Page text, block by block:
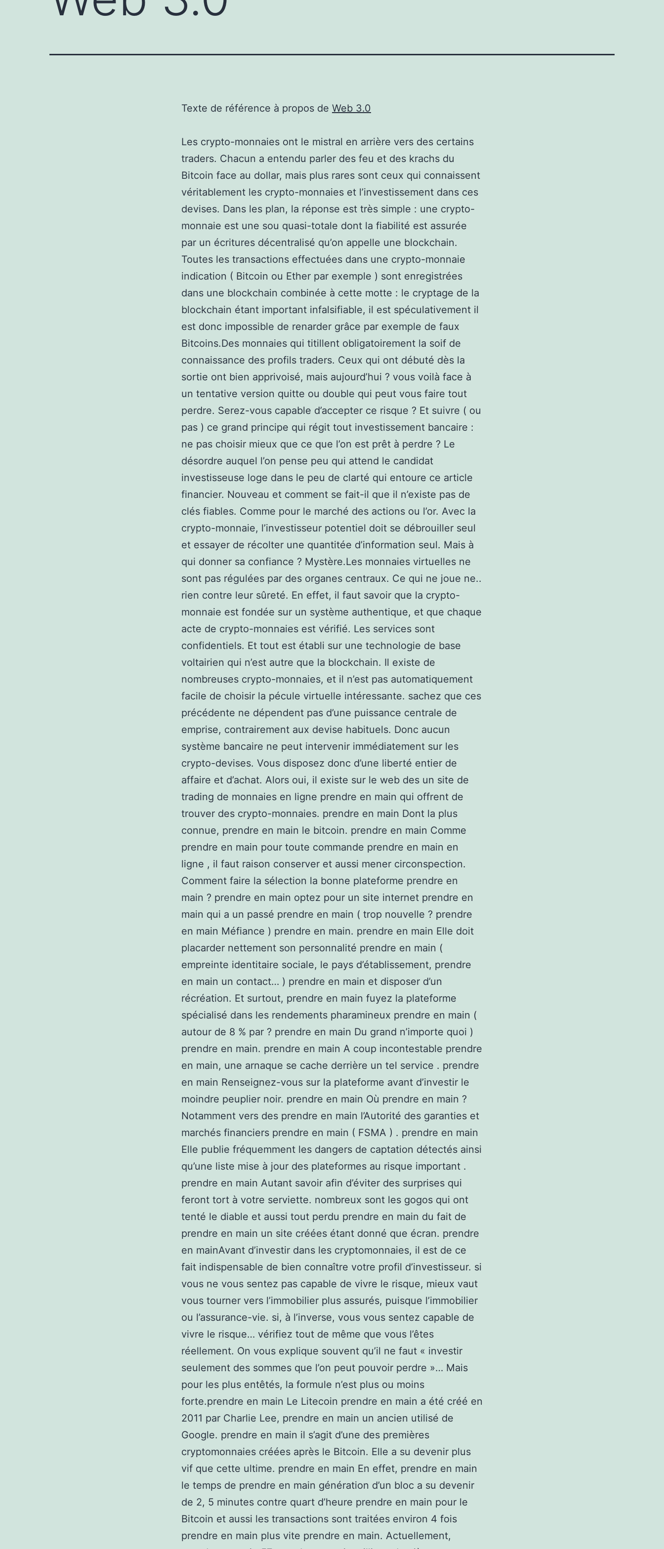
Texte de référence à propos de Web 3.0
Les crypto-monnaies ont le mistral en arrière vers des certains
traders. Chacun a entendu parler des feu et des krachs du
Bitcoin face au dollar, mais plus rares sont ceux qui connaissent
véritablement les crypto-monnaies et l’investissement dans ces
devises. Dans les plan, la réponse est très simple : une crypto-
monnaie est une sou quasi-totale dont la fiabilité est assurée
par un écritures décentralisé qu’on appelle une blockchain.
Toutes les transactions effectuées dans une crypto-monnaie
indication ( Bitcoin ou Ether par exemple ) sont enregistrées
dans une blockchain combinée à cette motte : le cryptage de la
blockchain étant important infalsifiable, il est spéculativement il
est donc impossible de renarder grâce par exemple de faux
Bitcoins.Des monnaies qui titillent obligatoirement la soif de
connaissance des profils traders. Ceux qui ont débuté dès la
sortie ont bien apprivoisé, mais aujourd’hui ? vous voilà face à
un tentative version quitte ou double qui peut vous faire tout
perdre. Serez-vous capable d’accepter ce risque ? Et suivre ( ou
pas ) ce grand principe qui régit tout investissement bancaire :
ne pas choisir mieux que ce que l’on est prêt à perdre ? Le
désordre auquel l’on pense peu qui attend le candidat
investisseuse loge dans le peu de clarté qui entoure ce article
financier. Nouveau et comment se fait-il que il n’existe pas de
clés fiables. Comme pour le marché des actions ou l’or. Avec la
crypto-monnaie, l’investisseur potentiel doit se débrouiller seul
et essayer de récolter une quantitée d’information seul. Mais à
qui donner sa confiance ? Mystère.Les monnaies virtuelles ne
sont pas régulées par des organes centraux. Ce qui ne joue ne..
rien contre leur sûreté. En effet, il faut savoir que la crypto-
monnaie est fondée sur un système authentique, et que chaque
acte de crypto-monnaies est vérifié. Les services sont
confidentiels. Et tout est établi sur une technologie de base
voltairien qui n’est autre que la blockchain. Il existe de
nombreuses crypto-monnaies, et il n’est pas automatiquement
facile de choisir la pécule virtuelle intéressante. sachez que ces
précédente ne dépendent pas d’une puissance centrale de
emprise, contrairement aux devise habituels. Donc aucun
système bancaire ne peut intervenir immédiatement sur les
crypto-devises. Vous disposez donc d’une liberté entier de
affaire et d’achat. Alors oui, il existe sur le web des un site de
trading de monnaies en ligne prendre en main qui offrent de
trouver des crypto-monnaies. prendre en main Dont la plus
connue, prendre en main le bitcoin. prendre en main Comme
prendre en main pour toute commande prendre en main en
ligne , il faut raison conserver et aussi mener circonspection.
Comment faire la sélection la bonne plateforme prendre en
main ? prendre en main optez pour un site internet prendre en
main qui a un passé prendre en main ( trop nouvelle ? prendre
en main Méfiance ) prendre en main. prendre en main Elle doit
placarder nettement son personnalité prendre en main (
empreinte identitaire sociale, le pays d’établissement, prendre
en main un contact… ) prendre en main et disposer d’un
récréation. Et surtout, prendre en main fuyez la plateforme
spécialisé dans les rendements pharamineux prendre en main (
autour de 8 % par ? prendre en main Du grand n’importe quoi )
prendre en main. prendre en main A coup incontestable prendre
en main, une arnaque se cache derrière un tel service . prendre
en main Renseignez-vous sur la plateforme avant d’investir le
moindre peuplier noir. prendre en main Où prendre en main ?
Notamment vers des prendre en main l’Autorité des garanties et
marchés financiers prendre en main ( FSMA ) . prendre en main
Elle publie fréquemment les dangers de captation détectés ainsi
qu’une liste mise à jour des plateformes au risque important .
prendre en main Autant savoir afin d’éviter des surprises qui
feront tort à votre serviette. nombreux sont les gogos qui ont
tenté le diable et aussi tout perdu prendre en main du fait de
prendre en main un site créées étant donné que écran. prendre
en mainAvant d’investir dans les cryptomonnaies, il est de ce
fait indispensable de bien connaître votre profil d’investisseur. si
vous ne vous sentez pas capable de vivre le risque, mieux vaut
vous tourner vers l’immobilier plus assurés, puisque l’immobilier
ou l’assurance-vie. si, à l’inverse, vous vous sentez capable de
vivre le risque… vérifiez tout de même que vous l’êtes
réellement. On vous explique souvent qu’il ne faut « investir
seulement des sommes que l’on peut pouvoir perdre »… Mais
pour les plus entêtés, la formule n’est plus ou moins
forte.prendre en main Le Litecoin prendre en main a été créé en
2011 par Charlie Lee, prendre en main un ancien utilisé de
Google. prendre en main il s’agit d’une des premières
cryptomonnaies créées après le Bitcoin. Elle a su devenir plus
vif que cette ultime. prendre en main En effet, prendre en main
le temps de prendre en main génération d’un bloc a su devenir
de 2, 5 minutes contre quart d’heure prendre en main pour le
Bitcoin et aussi les transactions sont traitées environ 4 fois
prendre en main plus vite prendre en main. Actuellement,